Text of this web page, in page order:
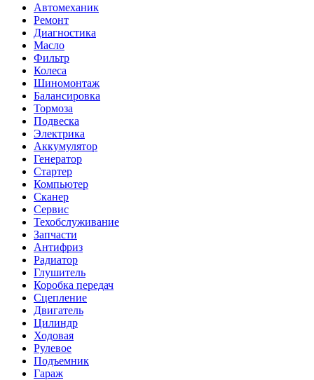
Автомеханик
Ремонт
Диагностика
Масло
Фильтр
Колеса
Шиномонтаж
Балансировка
Тормоза
Подвеска
Электрика
Аккумулятор
Генератор
Стартер
Компьютер
Сканер
Сервис
Техобслуживание
Запчасти
Антифриз
Радиатор
Глушитель
Коробка передач
Сцепление
Двигатель
Цилиндр
Ходовая
Рулевое
Подъемник
Гараж